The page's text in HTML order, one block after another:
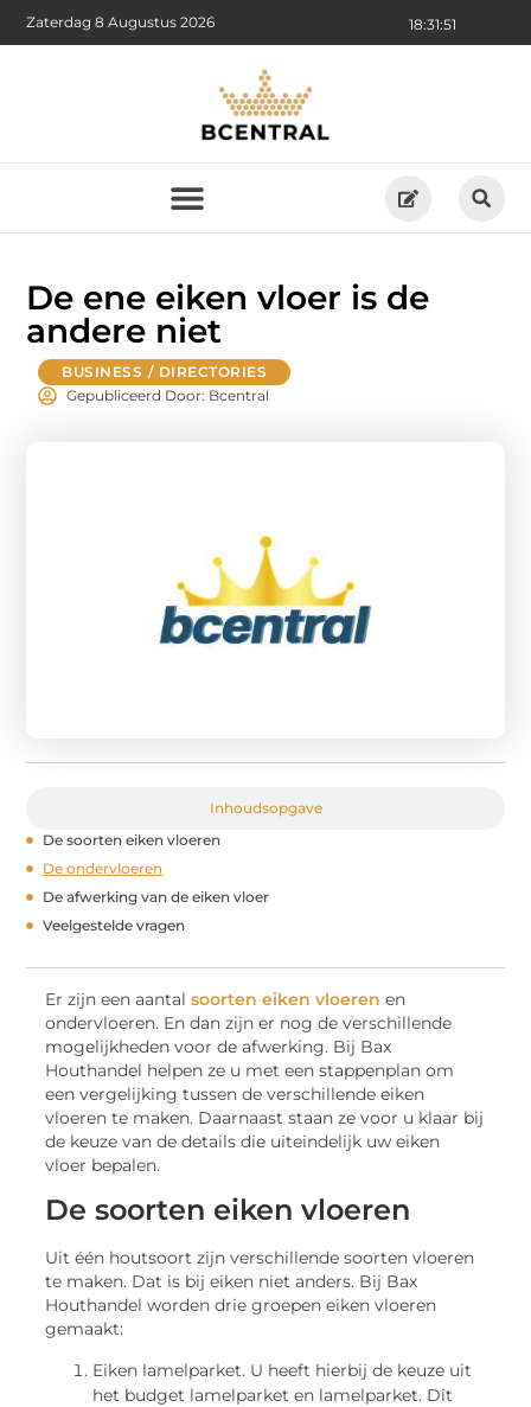
18:31:52
Zaterdag 8 Augustus 2026
De ene eiken vloer is de
andere niet
BUSINESS / DIRECTORIES
Gepubliceerd Door: Bcentral
Inhoudsopgave
De soorten eiken vloeren
De ondervloeren
De afwerking van de eiken vloer
Veelgestelde vragen
Er zijn een aantalsoorten eiken vloeren en
ondervloeren. En dan zijn er nog de verschillende
mogelijkheden voor de afwerking. Bij Bax
Houthandel helpen ze u met een stappenplan om
een vergelijking tussen de verschillende eiken
vloeren te maken. Daarnaast staan ze voor u klaar bij
de keuze van de details die uiteindelijk uw eiken
vloer bepalen.
De soorten eiken vloeren
Uit één houtsoort zijn verschillende soorten vloeren
te maken. Dat is bij eiken niet anders. Bij Bax
Houthandel worden drie groepen eiken vloeren
gemaakt:
Eiken lamelparket. U heeft hierbij de keuze uit
het budget lamelparket en lamelparket. Dit